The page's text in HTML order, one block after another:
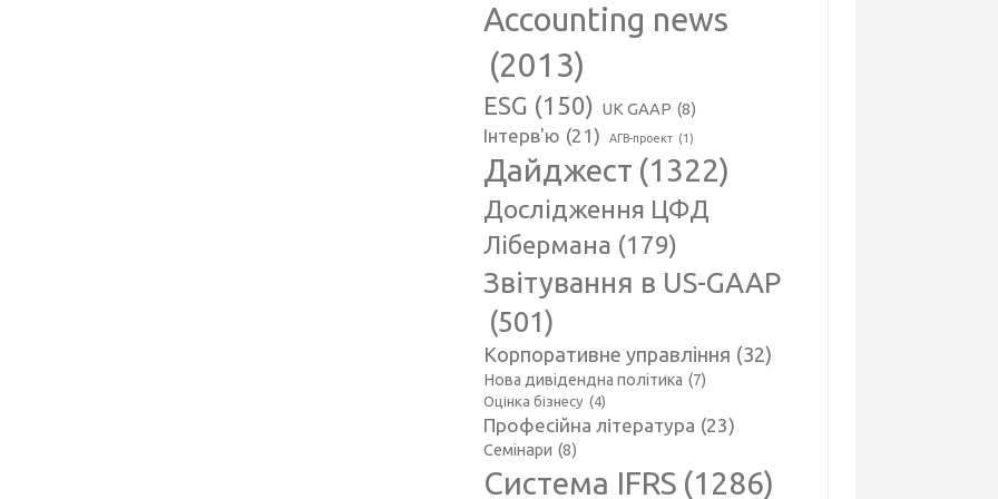
Accounting news
(2013)
ESG (150) UK GAAP (8)
Інтерв'ю (21) АГВ-проект (1)
Дайджест (1322)
Дослідження ЦФД
Лібермана (179)
Звітування в US-GAAP
(501)
Корпоративне управління (32)
Нова дивідендна політика (7)
Оцінка бізнесу (4)
Професійна література (23)
Семінари (8)
Система IFRS (1286)